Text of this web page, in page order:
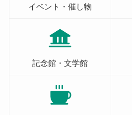
イベント・催し物
記念館・文学館